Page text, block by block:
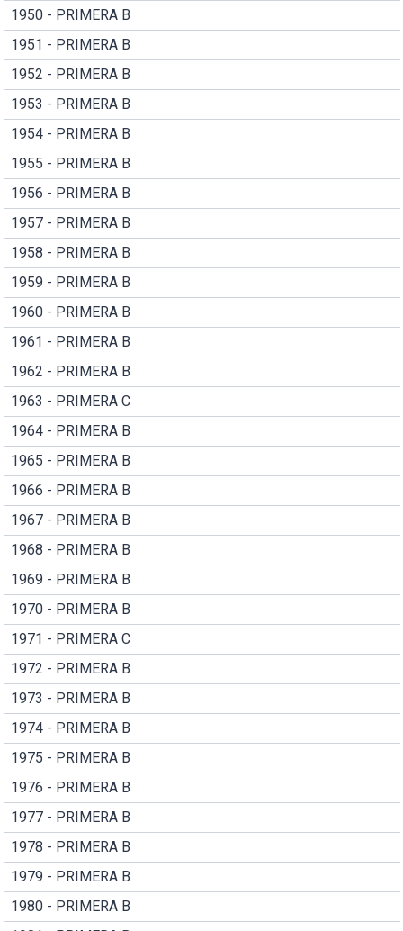
1950 - PRIMERA B
1951 - PRIMERA B
1952 - PRIMERA B
1953 - PRIMERA B
1954 - PRIMERA B
1955 - PRIMERA B
1956 - PRIMERA B
1957 - PRIMERA B
1958 - PRIMERA B
1959 - PRIMERA B
1960 - PRIMERA B
1961 - PRIMERA B
1962 - PRIMERA B
1963 - PRIMERA C
1964 - PRIMERA B
1965 - PRIMERA B
1966 - PRIMERA B
1967 - PRIMERA B
1968 - PRIMERA B
1969 - PRIMERA B
1970 - PRIMERA B
1971 - PRIMERA C
1972 - PRIMERA B
1973 - PRIMERA B
1974 - PRIMERA B
1975 - PRIMERA B
1976 - PRIMERA B
1977 - PRIMERA B
1978 - PRIMERA B
1979 - PRIMERA B
1980 - PRIMERA B